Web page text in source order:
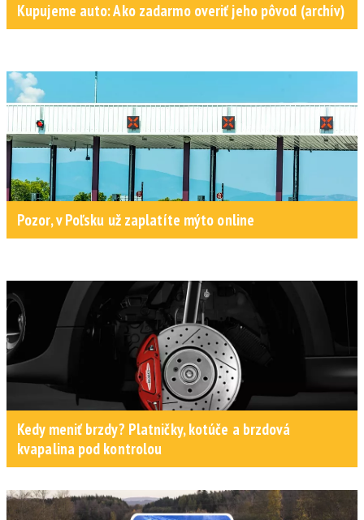
Kupujeme auto: Ako zadarmo overiť jeho pôvod (archív)
Pozor, v Poľsku už zaplatíte mýto online
Kedy meniť brzdy? Platničky, kotúče a brzdová
kvapalina pod kontrolou